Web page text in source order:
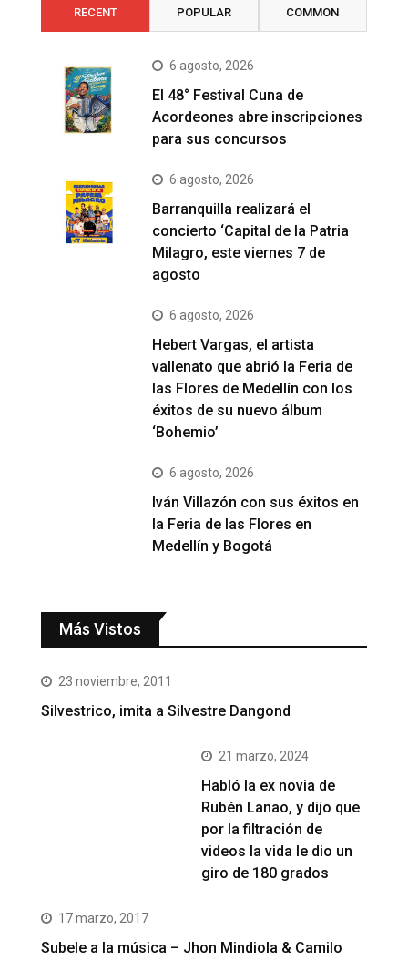
RECENT POPULAR COMMON
6 agosto, 2026
El 48° Festival Cuna de
Acordeones abre inscripciones
para sus concursos
6 agosto, 2026
Barranquilla realizará el
concierto ‘Capital de la Patria
Milagro, este viernes 7 de
agosto
6 agosto, 2026
Hebert Vargas, el artista
vallenato que abrió la Feria de
las Flores de Medellín con los
éxitos de su nuevo álbum
‘Bohemio’
6 agosto, 2026
Iván Villazón con sus éxitos en
la Feria de las Flores en
Medellín y Bogotá
Más Vistos
23 noviembre, 2011
Silvestrico, imita a Silvestre Dangond
21 marzo, 2024
Habló la ex novia de
Rubén Lanao, y dijo que
por la filtración de
videos la vida le dio un
giro de 180 grados
17 marzo, 2017
Subele a la música – Jhon Mindiola & Camilo